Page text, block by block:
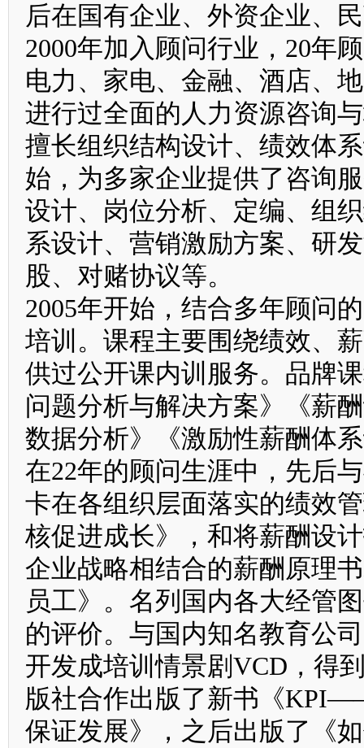
后在国有企业、外资企业、
2000年加入顾问行业，20年
电力、家电、金融、酒店、
进行过全面的人力资源咨询
擅长组织结构设计、绩效体
始，为多家企业提供了咨询
设计、岗位分析、定编、组
系设计、营销激励方案、研
股、对赌协议等。
2005年开始，结合多年顾问
培训。课程主要围绕绩效、
供过公开课内训服务。品牌
问题分析与解决方案》《薪
数据分析》《激励性薪酬体
在22年的顾问生涯中，先后
卡在各组织层面落实的绩效
核促进成长》，和将薪酬设
企业战略相结合的薪酬原理
员工》。名列国内各大经管
的评价。与国内知名教育公
开发成培训情景剧VCD，得
版社合作出版了新书《
保证发展》，之后出版了《